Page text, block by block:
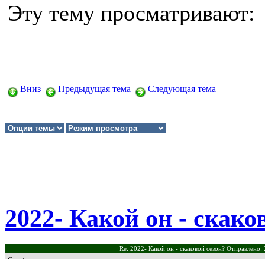
Эту тему
Вниз Предыдущая тема Следующая тема
2022- Какой он -
Re: 2022- Какой он - скаковой сезон?